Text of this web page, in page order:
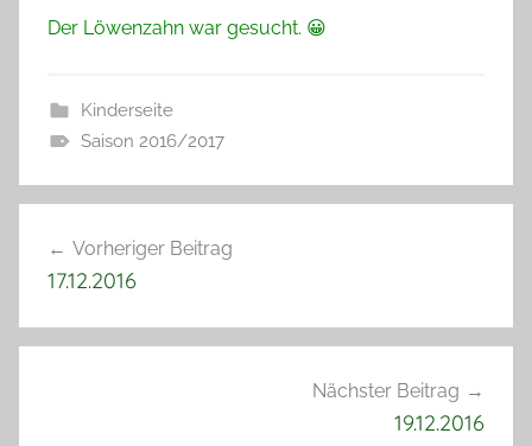
Der Löwenzahn war gesucht. 😀
Kinderseite
Saison 2016/2017
Vorheriger Beitrag
17.12.2016
Nächster Beitrag
19.12.2016